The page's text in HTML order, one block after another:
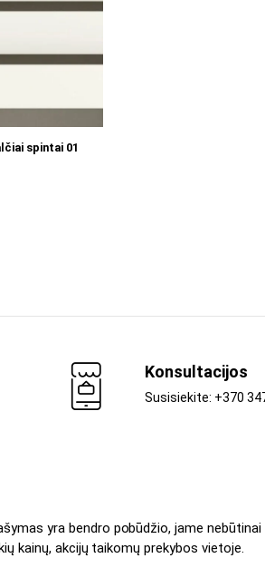
spintai 01
Konsultacijos
Susisiekite: +370
yra bendro pobūdžio, jame
kainų, akcijų taikomų prekybos vietoje.